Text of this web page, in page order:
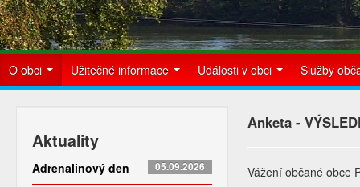
O obci Užitečné informace Události v obci Služby
Aktuality
Adrenalinový den 05.09.2026
Anketa -
Vážení občané obce